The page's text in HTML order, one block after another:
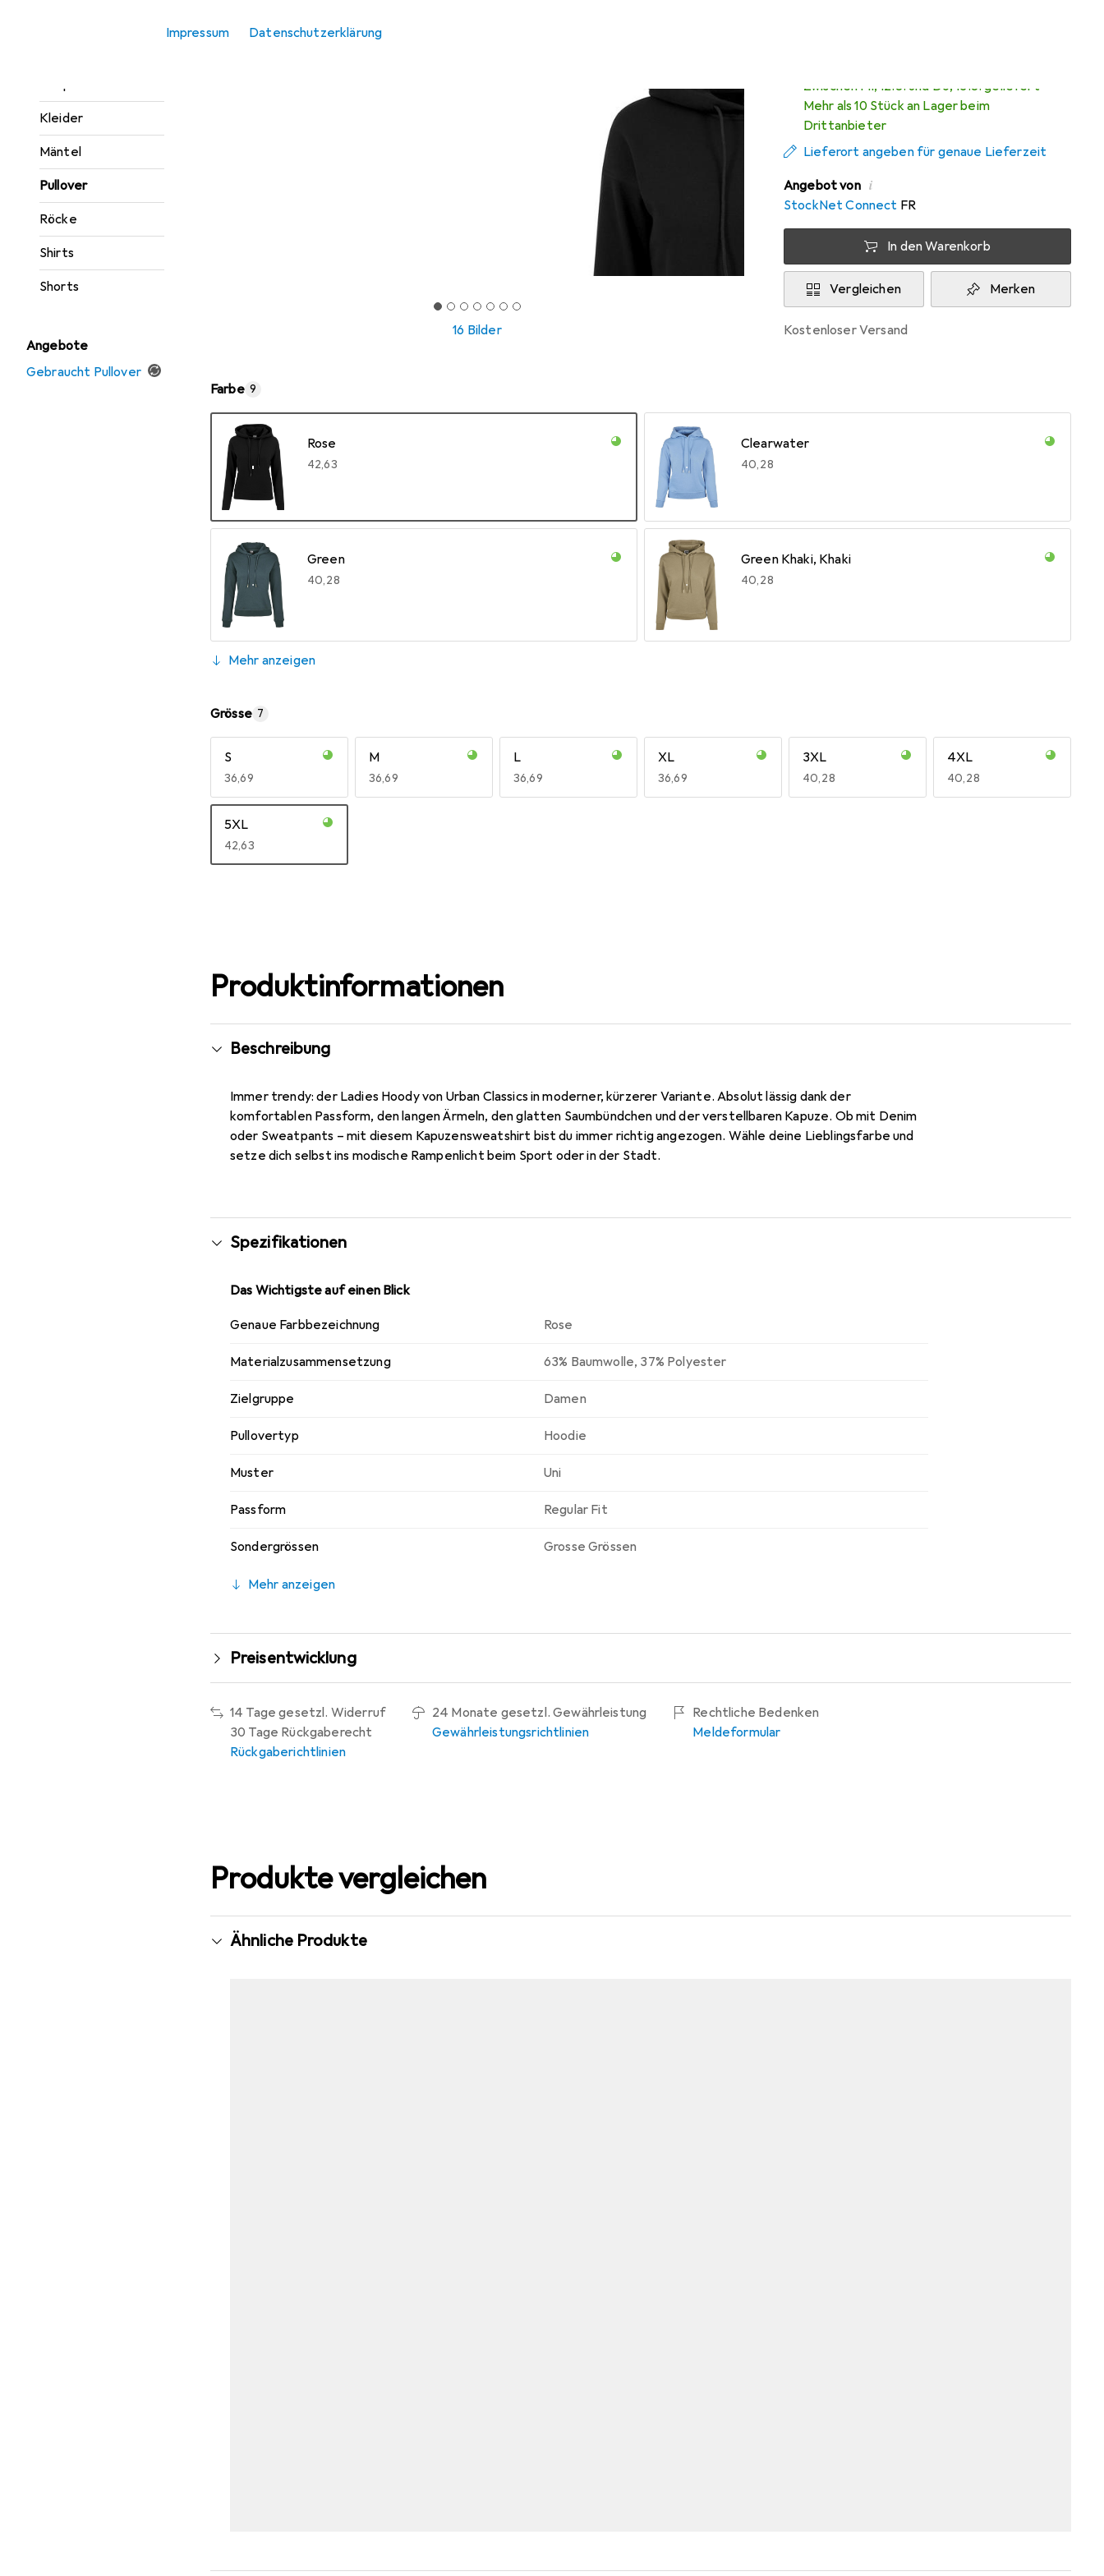
Impressum Datenschutzerklärung
Jumpsuits
Kleider
Mäntel
Pullover
Röcke
Shirts
Shorts
Angebote
Gebraucht Pullover
16 Bilder
Zwischen Mi, 12.8. und Do, 13.8. geliefert
Mehr als 10 Stück an Lager beim
Drittanbieter
Lieferort angeben für genaue Lieferzeit
Angebot von i
StockNet Connect FR
In den Warenkorb
Vergleichen Merken
kostenloser Versand
Farbe 9
Rose
EUR
42,63
Clearwater
EUR
40,28
Green
EUR
40,28
Green Khaki, Khaki
EUR
40,28
Mehr anzeigen
Grösse 7
S
EUR
36,69
M
EUR
36,69
L
EUR
36,69
XL
EUR
36,69
3XL
EUR
40,28
4XL
EUR
40,28
5XL
EUR
42,63
Produktinformationen
Beschreibung
Immer trendy: der Ladies Hoody von Urban Classics in moderner, kürzerer Variante. Absolut lässig dank der
komfortablen Passform, den langen Ärmeln, den glatten Saumbündchen und der verstellbaren Kapuze. Ob mit Denim
oder Sweatpants – mit diesem Kapuzensweatshirt bist du immer richtig angezogen. Wähle deine Lieblingsfarbe und
setze dich selbst ins modische Rampenlicht beim Sport oder in der Stadt.
Spezifikationen
Das Wichtigste auf einen Blick
Genaue Farbbezeichnung Rose
Materialzusammensetzung 63% Baumwolle, 37% Polyester
Zielgruppe Damen
Pullovertyp Hoodie
Muster Uni
Passform Regular Fit
Sondergrössen Grosse Grössen
Mehr anzeigen
Preisentwicklung
14 Tage gesetzl. Widerruf
30 Tage Rückgaberecht
Rückgaberichtlinien
24 Monate gesetzl. Gewährleistung
Gewährleistungsrichtlinien
Rechtliche Bedenken
Meldeformular
Produkte vergleichen
Ähnliche Produkte